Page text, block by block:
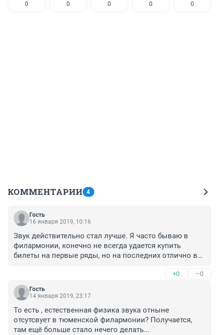
0 0 0 0 0
КОММЕНТАРИИ 4
Гость
16 января 2019, 10:16
Звук действительно стал лучше. Я часто бываю в
филармонии, конечно не всегда удается купить
билеты на первые ряды, но на последних отлично все
+0 –0
Гость
14 января 2019, 23:17
То есть , естественная физика звука отныне
отсутсвует в тюменской филармонии? Получается,
там ещё больше стало нечего делать...